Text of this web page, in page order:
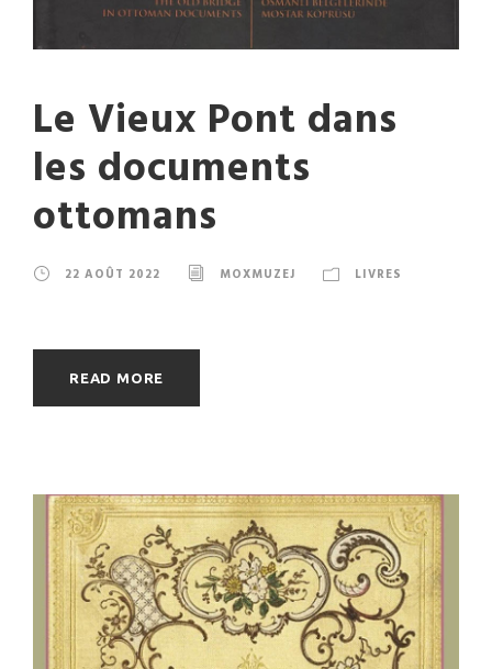
Le Vieux Pont dans
les documents
ottomans
22 AOÛT 2022 MOXMUZEJ LIVRES
READ MORE